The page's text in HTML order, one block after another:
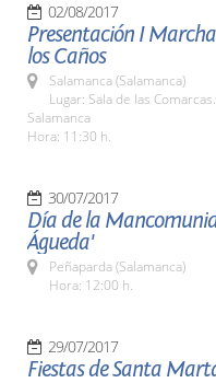
02/08/2017
Presentación I
los Caños
Salamanca (Salamanca)
Lugar: Sala de las
Salamanca
Hora: 11:30 h.
30/07/2017
Día de la
Águeda'
Peñaparda (Salamanca)
Hora: 12:00 h.
29/07/2017
Fiestas de Santa